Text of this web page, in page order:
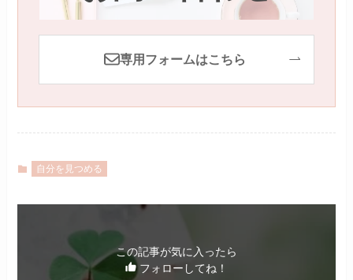
専用フォームはこちら
自分を見つめる
この記事が気に入ったら
フォローしてね！